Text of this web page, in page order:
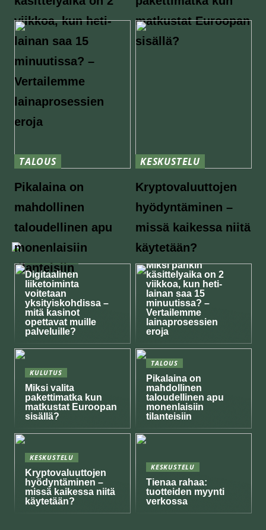
viikkoa, kun heti-
lainan saa 15
minuutissa? –
Vertailemme
lainaprosessien
eroja
matkustat Euroopan
sisällä?
TALOUS
Pikalaina on
mahdollinen
taloudellinen apu
monenlaisiin
tilanteisiin
KESKUSTELU
Kryptovaluuttojen
hyödyntäminen –
missä kaikessa niitä
käytetään?
Digitaalinen
liiketoiminta
voitetaan
yksityiskohdissa –
mitä kasinot
opettavat muille
palveluille?
KESKUSTELU
Miksi pankin
käsittelyaika on 2
viikkoa, kun heti-
lainan saa 15
minuutissa? –
Vertailemme
lainaprosessien
eroja
KULUTUS
Miksi valita
pakettimatka kun
matkustat Euroopan
sisällä?
TALOUS
Pikalaina on
mahdollinen
taloudellinen apu
monenlaisiin
tilanteisiin
KESKUSTELU
Kryptovaluuttojen
hyödyntäminen –
missä kaikessa niitä
käytetään?
KESKUSTELU
Tienaa rahaa:
tuotteiden myynti
verkossa